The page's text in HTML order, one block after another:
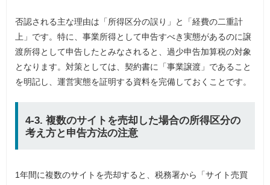
否認される主な理由は「所得区分の誤り」と「経費の二重計
上」です。特に、事業所得として申告すべき実態があるのに譲
渡所得として申告したとみなされると、過少申告加算税の対象
となります。対策としては、契約書に「事業譲渡」であること
を明記し、運営実態を証明する資料を完備しておくことです。
4-3. 複数のサイトを売却した場合の所得区分の
考え方と申告方法の注意
1年間に複数のサイトを売却すると、税務署から「サイト売買